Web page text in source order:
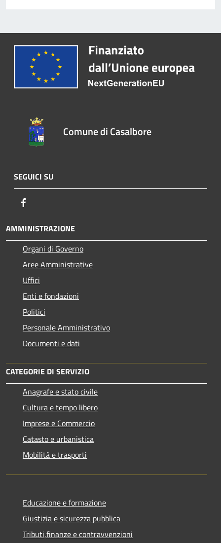
Comune di Casalbore
SEGUICI SU
AMMINISTRAZIONE
Organi di Governo
Aree Amministrative
Uffici
Enti e fondazioni
Politici
Personale Amministrativo
Documenti e dati
CATEGORIE DI SERVIZIO
Anagrafe e stato civile
Cultura e tempo libero
Imprese e Commercio
Catasto e urbanistica
Mobilità e trasporti
Educazione e formazione
Giustizia e sicurezza pubblica
Tributi,finanze e contravvenzioni